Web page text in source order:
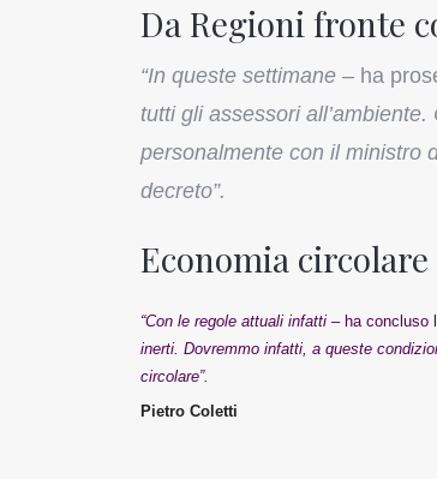
Da Regioni fronte
“In queste settimane – ha
tutti gli assessori
personalmente con il ministro
decreto”.
Economia circolare
“Con le regole attuali infatti – ha concluso
inerti. Dovremmo infatti, a queste
circolare”.
Pietro Coletti